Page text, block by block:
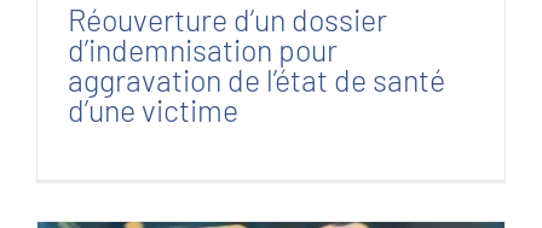
Réouverture d’un dossier
d’indemnisation pour
aggravation de l’état de santé
d’une victime